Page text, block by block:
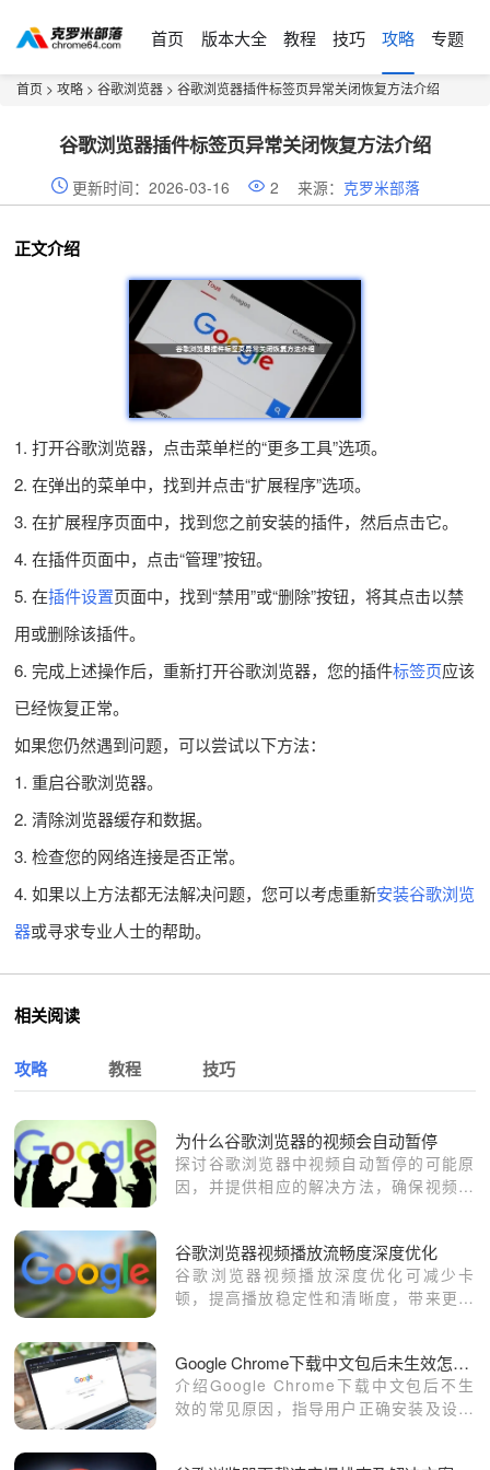
首页 版本大全 教程 技巧 攻略 专题
首页 > 攻略 > 谷歌浏览器 > 谷歌浏览器插件标签页异常关闭恢复方法介绍
谷歌浏览器插件标签页异常关闭恢复方法介绍
更新时间：2026-03-16 2 来源： 克罗米部落
正文介绍
1. 打开谷歌浏览器，点击菜单栏的“更多工具”选项。
2. 在弹出的菜单中，找到并点击“扩展程序”选项。
3. 在扩展程序页面中，找到您之前安装的插件，然后点击它。
4. 在插件页面中，点击“管理”按钮。
5. 在插件设置页面中，找到“禁用”或“删除”按钮，将其点击以禁
用或删除该插件。
6. 完成上述操作后，重新打开谷歌浏览器，您的插件标签页应该
已经恢复正常。
如果您仍然遇到问题，可以尝试以下方法：
1. 重启谷歌浏览器。
2. 清除浏览器缓存和数据。
3. 检查您的网络连接是否正常。
4. 如果以上方法都无法解决问题，您可以考虑重新安装谷歌浏览
器或寻求专业人士的帮助。
相关阅读
攻略 教程 技巧
为什么谷歌浏览器的视频会自动暂停
探讨谷歌浏览器中视频自动暂停的可能原
因，并提供相应的解决方法，确保视频顺
谷歌浏览器视频播放流畅度深度优化
谷歌浏览器视频播放深度优化可减少卡
顿，提高播放稳定性和清晰度，带来更佳
Google Chrome下载中文包后未生效怎么办
介绍Google Chrome下载中文包后不生
效的常见原因，指导用户正确安装及设置